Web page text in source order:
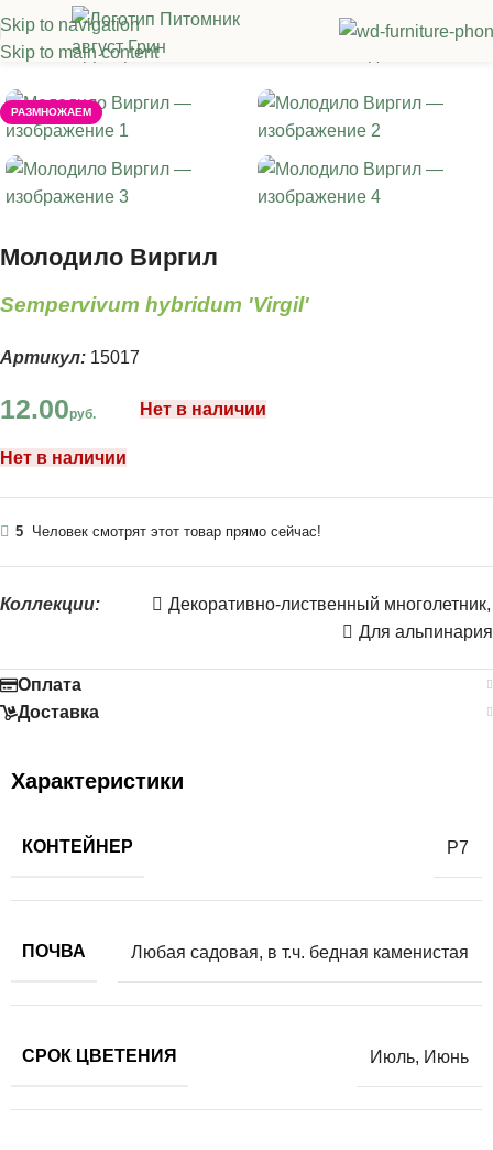
Skip to navigation
Skip to main content
Главная/Декоративные многолетники
РАЗМНОЖАЕМ
Молодило Виргил
Sempervivum hybridum 'Virgil'
Артикул: 15017
12.00руб. Нет в наличии
Нет в наличии
5 Человек смотрят этот товар прямо сейчас!
Коллекции: Декоративно-лиственный многолетник,
Для альпинария
Оплата
Доставка
Характеристики
КОНТЕЙНЕР Р7
ПОЧВА Любая садовая, в т.ч. бедная каменистая
СРОК ЦВЕТЕНИЯ Июль, Июнь